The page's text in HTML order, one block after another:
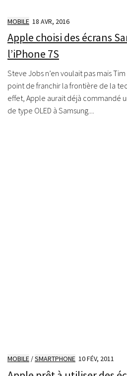
MOBILE 18 AVR, 2016
Apple choisi des écrans
l’iPhone 7S
Steve Jobs n’en voulait pas mais
point de franchir la frontière de la
effet, Apple aurait déjà commandé
de type OLED à Samsung....
MOBILE /SMARTPHONE 10 FÉV, 2011